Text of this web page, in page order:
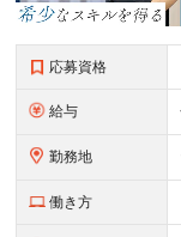
応募資格
給与
勤務地
働き方